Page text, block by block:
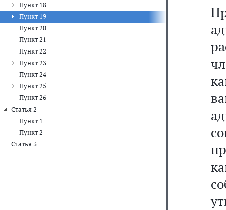
Пункт 18
Пункт 19
Пункт 20
Пункт 21
Пункт 22
Пункт 23
Пункт 24
Пункт 25
Пункт 26
Статья 2
Пункт 1
Пункт 2
Статья 3